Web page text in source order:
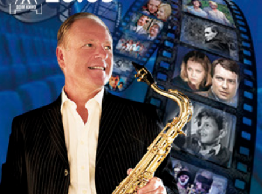
ступени внутреннего развития они не находились.
В ролях:з.а. России Сергей Кошонин, з.а. России
Наталья Суркова, Анастасия Тюнина/ Александра
Прохорова, Алиса Варова/ Валентина
Логинова, Роман Нечаев/Алексей Одинг/Гарий
Князев, Андрей Зарубин/ Федор Фролов,
Владислав Бургард/ Александр Тихановский,
Юлия Шубарева, Сергей Малахов/ Федор Оревин-
Бруни, Юрий Сташин/ Артем Кирин, Анна
Дерягина, Матвей Черников, Антон
Перфильев, Владислав Сенаторов, Роман Шаров,
Анастасия Нечаева, Анастасия Кошкина, Ксения
Федотова.